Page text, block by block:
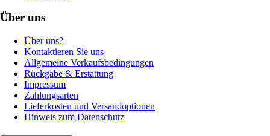
Über uns
Über uns?
Kontaktieren Sie uns
Allgemeine Verkaufsbedingungen
Rückgabe & Erstattung
Impressum
Zahlungsarten
Lieferkosten und Versandoptionen
Hinweis zum Datenschutz